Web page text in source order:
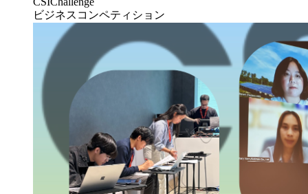
ビジネスコンペティション